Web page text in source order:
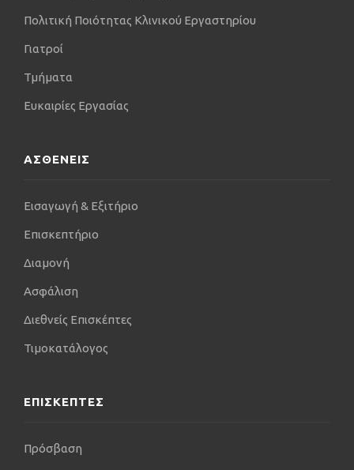
Πολιτική Ποιότητας Κλινικού Εργαστηρίου
Γιατροί
Τμήματα
Ευκαιρίες Εργασίας
ΑΣΘΕΝΕΙΣ
Εισαγωγή & Εξιτήριο
Επισκεπτήριο
Διαμονή
Ασφάλιση
Διεθνείς Επισκέπτες
Τιμοκατάλογος
ΕΠΙΣΚΕΠΤΕΣ
Πρόσβαση